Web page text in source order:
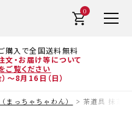
入で全国送料無料
・お届け等について
ご覧ください
～8月16日（日）
0
まっちゃちゃわん） 茶道具 抹茶